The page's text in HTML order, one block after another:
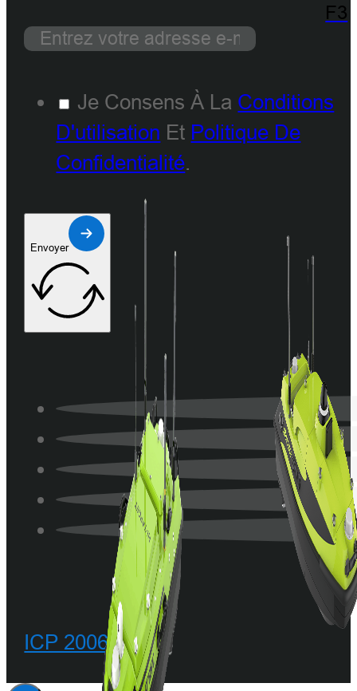
F3
Je Consens À La Conditions
D'utilisation Et Politique De
Confidentialité.
Envoyer
ICP 20068342